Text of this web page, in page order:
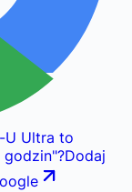
U Ultra to
godzin"?Dodaj